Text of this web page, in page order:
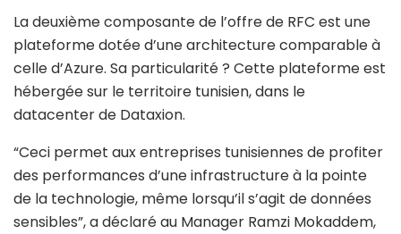
La deuxième composante de l’offre de RFC est une
plateforme dotée d’une architecture comparable à
celle d’Azure. Sa particularité ? Cette plateforme est
hébergée sur le territoire tunisien, dans le
datacenter de Dataxion.
“Ceci permet aux entreprises tunisiennes de profiter
des performances d’une infrastructure à la pointe
de la technologie, même lorsqu’il s’agit de données
sensibles”, a déclaré au Manager Ramzi Mokaddem,